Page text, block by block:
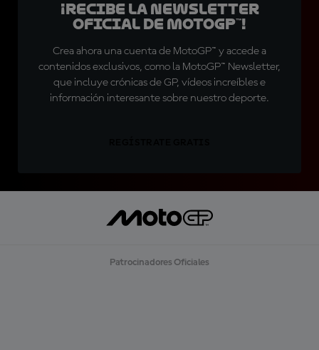
¡Recibe la Newsletter
oficial de MotoGP™!
Crea ahora una cuenta de MotoGP™ y accede a
contenidos exclusivos, como la MotoGP™ Newsletter,
que incluye crónicas de GP, vídeos increíbles e
información interesante sobre nuestro deporte.
Patrocinadores Oficiales